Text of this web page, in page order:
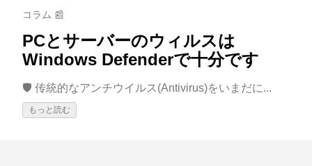
コラム 📰
PCとサーバーのウィルスは
Windows Defenderで十分です
🛡️ 传統的なアンチウイルス(Antivirus)をいまだに...
もっと読む